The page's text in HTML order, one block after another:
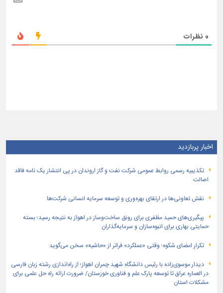
0 نظرات
اخبار پربازدید
تكذیبیه رسمی روابط عمومی شركت نفت و گاز اروندان در پی انتشار یک نامه فاقد
اصالت
نقش تعاونی‌ها در ارتقای بهره‌وری و توسعه سرمایه انسانی شرکت‌ها
پیگیری‌های حمید مظفری برای رونق ساخت‌وساز در اهواز به نتیجه رسید؛ بسته
حمایتی بهاری برای انبوه‌سازان و سرمایه‌گذاران
تکرارِ امضای شکوه؛ وقتی «عملکرد» فراتر از «حاشیه» سخن می‌گوید
دیدار موسوی‌زاده با رئیس دانشگاه شهید چمران اهواز؛ از راه‌اندازی رشته زبان فارسی
در العماره عراق تا توسعه پارک علم و فناوری خوزستان/ ضرورت ارائه راه حل علمی برای
مشکلات استان